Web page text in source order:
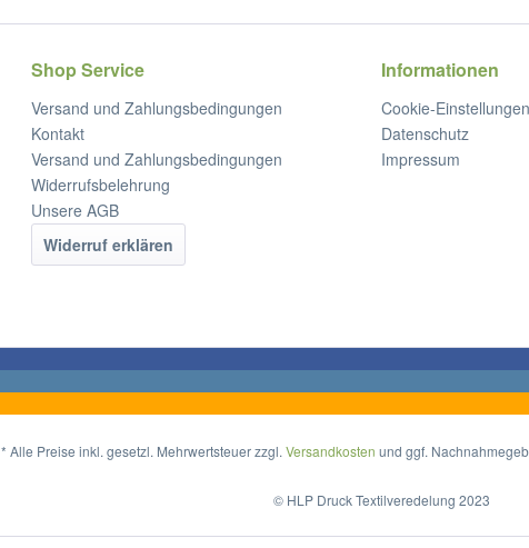
Shop Service
Versand und Zahlungsbedingungen
Kontakt
Versand und Zahlungsbedingungen
Widerrufsbelehrung
Unsere AGB
Widerruf erklären
Informationen
Cookie-Einstellungen
Datenschutz
Impressum
* Alle Preise inkl. gesetzl. Mehrwertsteuer zzgl. Versandkosten und ggf.
© HLP Druck Textilveredelung 2023